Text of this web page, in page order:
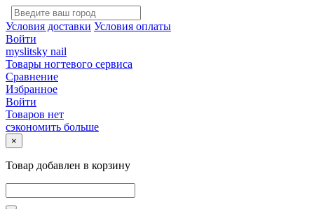
Условия доставки Условия оплаты
Войти
myslitsky nail
Товары ногтевого сервиса
Сравнение
Избранное
Войти
Товаров нет
сэкономить больше
×
Товар добавлен в корзину